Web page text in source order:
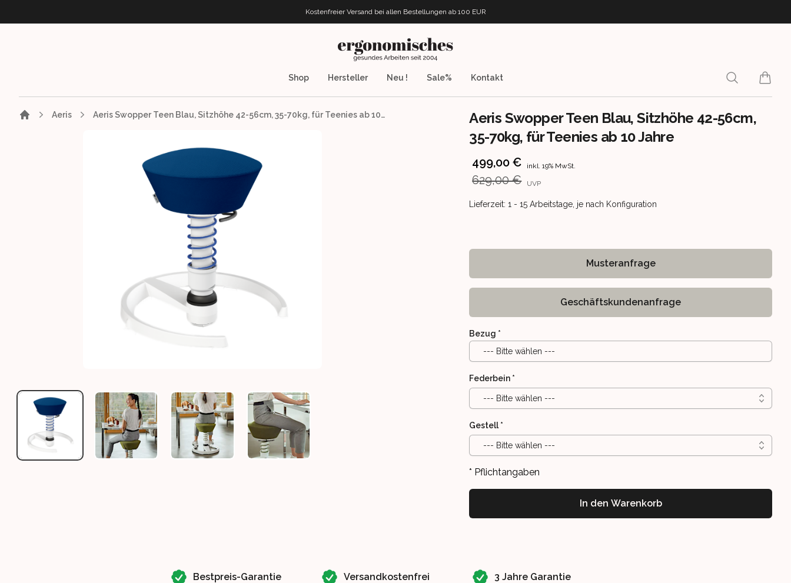
Kostenfreier Versand bei allen Bestellungen ab 100 EUR
ergonomisches.de
Shop Hersteller Neu ! Sale% Kontakt Search
items
Aeris Swopper Teen Blau, Sitzhöhe 42-56cm,
35-70kg, für Teenies ab 10 Jahre
Product information
499,00 € inkl. 19% MwSt.
629,00 € UVP
Product delivery information
Lieferzeit: 1 - 15 Arbeitstage, je nach Konfiguration
Aeris Aeris Swopper Teen Blau, Sitzhöhe 42-56cm, 35-70kg, für Teenies ab 10 Jahre
AERIS SWOPPER MIT BLAUER FEDERAERIS SWOPPER TEEN BLAU, SITZHÖHE 42-56CM, 35-70KG, FÜR TEENIES AB 10 JAHRE
AERIS SWOPPER TEEN BLAU, SITZHÖHE 42-56CM, 35-70KG, FÜR TEENIES AB 10 JAHRE
AERIS SWOPPER TEEN BLAU, SITZHÖHE 42-56CM, 35-70KG, FÜR TEENIES AB 10 JAHRE
Musteranfrage
Geschäftskundenanfrage
Bezug *
--- Bitte wählen ---
Federbein *
--- Bitte wählen ---
Gestell *
--- Bitte wählen ---
* Pflichtangaben
In den Warenkorb
Bestpreis-Garantie Versandkostenfrei 3 Jahre Garantie